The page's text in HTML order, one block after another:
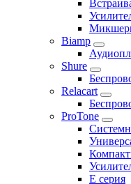
Biamp
Shure
Relacart
ProTone
E серия